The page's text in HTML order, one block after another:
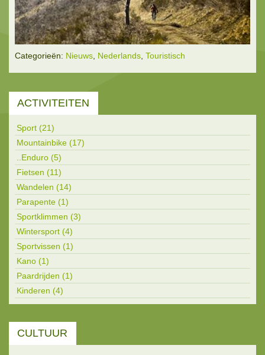
Categorieën: Nieuws, Nederlands, Touristisch
ACTIVITEITEN
Sport (21)
Mountainbike (17)
..Enduro (5)
Fietsen (11)
Wandelen (14)
Parapente (1)
Sportklimmen (3)
Wintersport (4)
Sportvissen (1)
Kano (1)
Paardrijden (1)
Kinderen (4)
CULTUUR